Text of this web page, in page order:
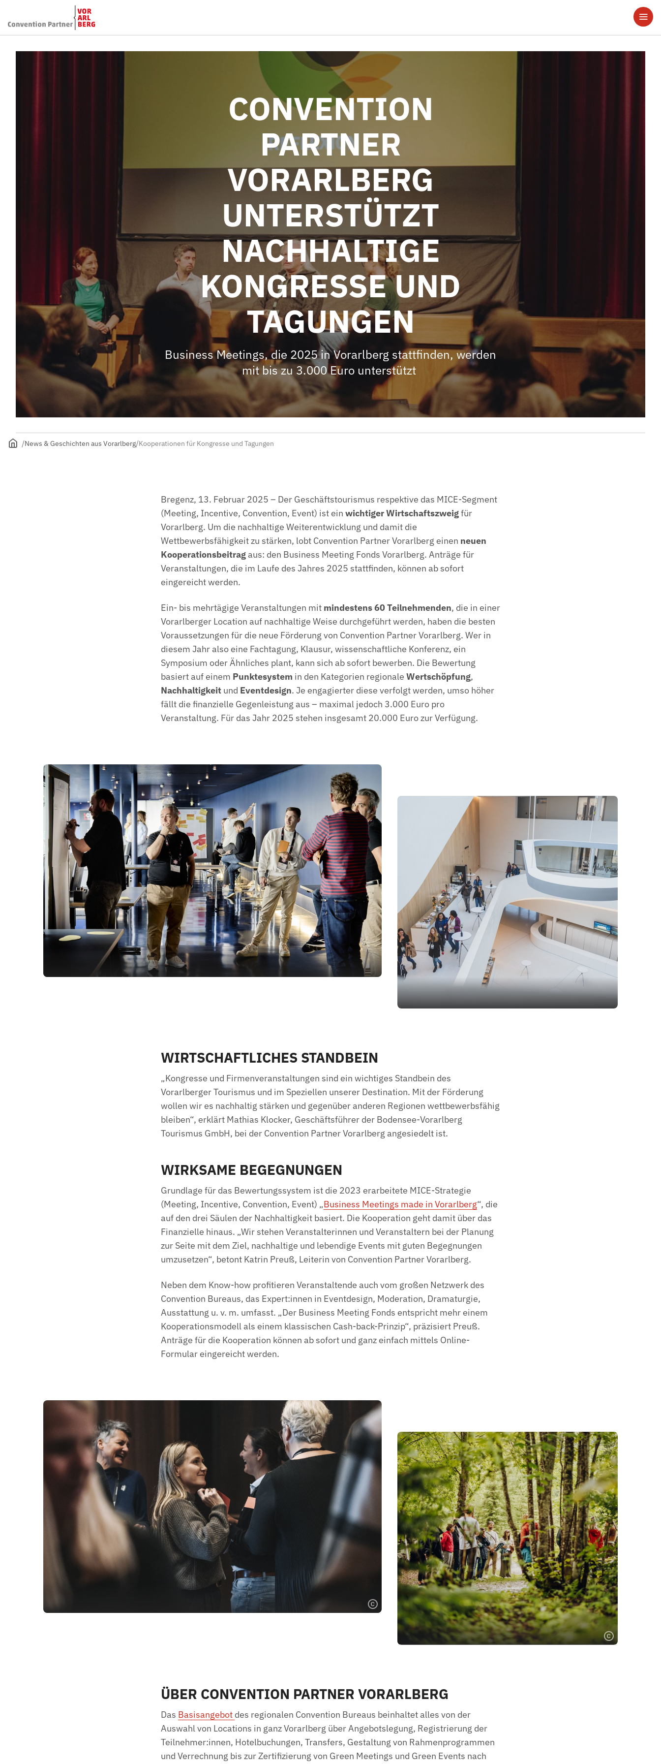
CONVENTION
PARTNER
VORARLBERG
UNTERSTÜTZT
NACHHALTIGE
KONGRESSE UND
TAGUNGEN
Business Meetings, die 2025 in Vorarlberg stattfinden, werden
mit bis zu 3.000 Euro unterstützt
News & Geschichten aus Vorarlberg Kooperationen für Kongresse und Tagungen
Bregenz, 13. Februar 2025 – Der Geschäftstourismus respektive das MICE-Segment
(Meeting, Incentive, Convention, Event) ist ein wichtiger Wirtschaftszweigfür
Vorarlberg. Um die nachhaltige Weiterentwicklung und damit die
Wettbewerbsfähigkeit zu stärken, lobt Convention Partner Vorarlberg einen neuen
Kooperationsbeitragaus: den Business Meeting Fonds Vorarlberg. Anträge für
Veranstaltungen, die im Laufe des Jahres 2025 stattfinden, können ab sofort
eingereicht werden.
Ein- bis mehrtägige Veranstaltungen mit mindestens 60 Teilnehmenden, die in einer
Vorarlberger Location auf nachhaltige Weise durchgeführt werden, haben die besten
Voraussetzungen für die neue Förderung von Convention Partner Vorarlberg. Wer in
diesem Jahr also eine Fachtagung, Klausur, wissenschaftliche Konferenz, ein
Symposium oder Ähnliches plant, kann sich ab sofort bewerben. Die Bewertung
basiert auf einem Punktesystem in den Kategorien regionale Wertschöpfung,
Nachhaltigkeit und Eventdesign. Je engagierter diese verfolgt werden, umso höher
fällt die finanzielle Gegenleistung aus – maximal jedoch 3.000 Euro pro
Veranstaltung. Für das Jahr 2025 stehen insgesamt 20.000 Euro zur Verfügung.
WIRTSCHAFTLICHES STANDBEIN
„Kongresse und Firmenveranstaltungen sind ein wichtiges Standbein des
Vorarlberger Tourismus und im Speziellen unserer Destination. Mit der Förderung
wollen wir es nachhaltig stärken und gegenüber anderen Regionen wettbewerbsfähig
bleiben“, erklärt Mathias Klocker, Geschäftsführer der Bodensee-Vorarlberg
Tourismus GmbH, bei der Convention Partner Vorarlberg angesiedelt ist.
WIRKSAME BEGEGNUNGEN
Grundlage für das Bewertungssystem ist die 2023 erarbeitete MICE-Strategie
(Meeting, Incentive, Convention, Event) „Business Meetings made in Vorarlberg“, die
auf den drei Säulen der Nachhaltigkeit basiert. Die Kooperation geht damit über das
Finanzielle hinaus. „Wir stehen Veranstalterinnen und Veranstaltern bei der Planung
zur Seite mit dem Ziel, nachhaltige und lebendige Events mit guten Begegnungen
umzusetzen“, betont Katrin Preuß, Leiterin von Convention Partner Vorarlberg.
Neben dem Know-how profitieren Veranstaltende auch vom großen Netzwerk des
Convention Bureaus, das Expert:innen in Eventdesign, Moderation, Dramaturgie,
Ausstattung u. v. m. umfasst. „Der Business Meeting Fonds entspricht mehr einem
Kooperationsmodell als einem klassischen Cash-back-Prinzip“, präzisiert Preuß.
Anträge für die Kooperation können ab sofort und ganz einfach mittels Online-
Formular eingereicht werden.
ÜBER CONVENTION PARTNER VORARLBERG
Das Basisangebot des regionalen Convention Bureaus beinhaltet alles von der
Auswahl von Locations in ganz Vorarlberg über Angebotslegung, Registrierung der
Teilnehmer:innen, Hotelbuchungen, Transfers, Gestaltung von Rahmenprogrammen
und Verrechnung bis zur Zertifizierung von Green Meetings und Green Events nach